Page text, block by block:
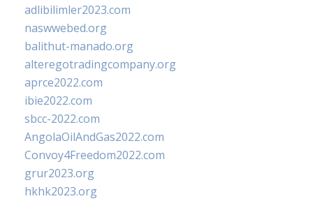
adlibilimler2023.com
naswwebed.org
balithut-manado.org
alteregotradingcompany.org
aprce2022.com
ibie2022.com
sbcc-2022.com
AngolaOilAndGas2022.com
Convoy4Freedom2022.com
grur2023.org
hkhk2023.org